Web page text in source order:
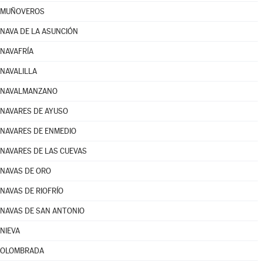
MUÑOVEROS
NAVA DE LA ASUNCIÓN
NAVAFRÍA
NAVALILLA
NAVALMANZANO
NAVARES DE AYUSO
NAVARES DE ENMEDIO
NAVARES DE LAS CUEVAS
NAVAS DE ORO
NAVAS DE RIOFRÍO
NAVAS DE SAN ANTONIO
NIEVA
OLOMBRADA